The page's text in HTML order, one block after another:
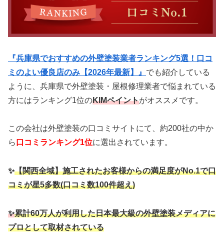
『兵庫県でおすすめの外壁塗装業者ランキング5選！口コ
ミのよい優良店のみ【2026年最新】』 でも紹介している
ように、兵庫県で外壁塗装・屋根修理業者で悩まれている
方にはランキング1位のKIMペイントがオススメです。
この会社は外壁塗装の口コミサイトにて、約200社の中か
ら 口コミランキング1位に選出されています。
✨【関西全域】施工されたお客様からの満足度がNo.1で口
コミが星5多数(口コミ数100件超え)
✨累計60万人が利用した日本最大級の外壁塗装メディアに
プロとして取材されている